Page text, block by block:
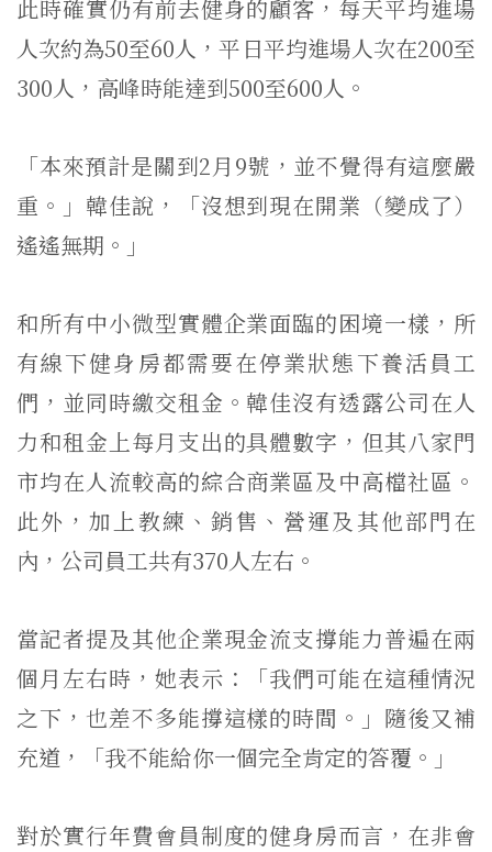
此時確實仍有前去健身的顧客，每天平均進場
人次約為50至60人，平日平均進場人次在200至
300人，高峰時能達到500至600人。
「本來預計是關到2月9號，並不覺得有這麼嚴
重。」韓佳說，「沒想到現在開業（變成了）
遙遙無期。」
和所有中小微型實體企業面臨的困境一樣，所
有線下健身房都需要在停業狀態下養活員工
們，並同時繳交租金。韓佳沒有透露公司在人
力和租金上每月支出的具體數字，但其八家門
市均在人流較高的綜合商業區及中高檔社區。
此外，加上教練、銷售、營運及其他部門在
內，公司員工共有370人左右。
當記者提及其他企業現金流支撐能力普遍在兩
個月左右時，她表示：「我們可能在這種情況
之下，也差不多能撐這樣的時間。」隨後又補
充道，「我不能給你一個完全肯定的答覆。」
對於實行年費會員制度的健身房而言，在非會